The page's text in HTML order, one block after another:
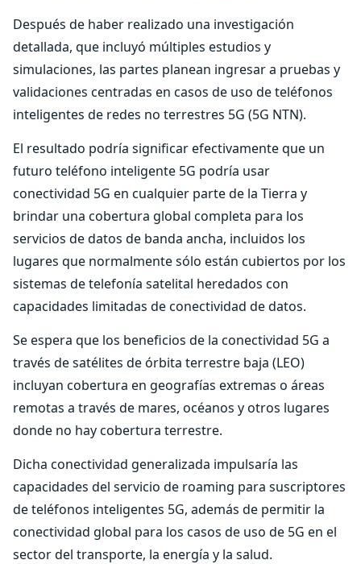
Después de haber realizado una investigación
detallada, que incluyó múltiples estudios y
simulaciones, las partes planean ingresar a pruebas y
validaciones centradas en casos de uso de teléfonos
inteligentes de redes no terrestres 5G (5G NTN).
El resultado podría significar efectivamente que un
futuro teléfono inteligente 5G podría usar
conectividad 5G en cualquier parte de la Tierra y
brindar una cobertura global completa para los
servicios de datos de banda ancha, incluidos los
lugares que normalmente sólo están cubiertos por los
sistemas de telefonía satelital heredados con
capacidades limitadas de conectividad de datos.
Se espera que los beneficios de la conectividad 5G a
través de satélites de órbita terrestre baja (LEO)
incluyan cobertura en geografías extremas o áreas
remotas a través de mares, océanos y otros lugares
donde no hay cobertura terrestre.
Dicha conectividad generalizada impulsaría las
capacidades del servicio de roaming para suscriptores
de teléfonos inteligentes 5G, además de permitir la
conectividad global para los casos de uso de 5G en el
sector del transporte, la energía y la salud.